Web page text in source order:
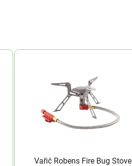
Vařič Robens Fire Bug Stove